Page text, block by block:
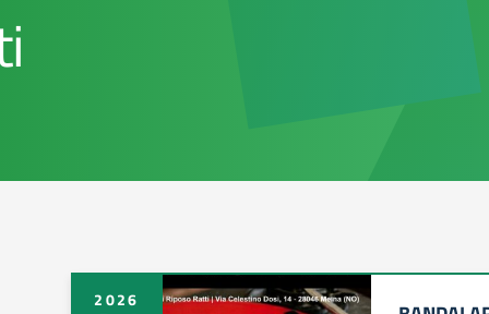
2026